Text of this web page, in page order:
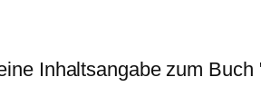
Inhaltsangabe zum